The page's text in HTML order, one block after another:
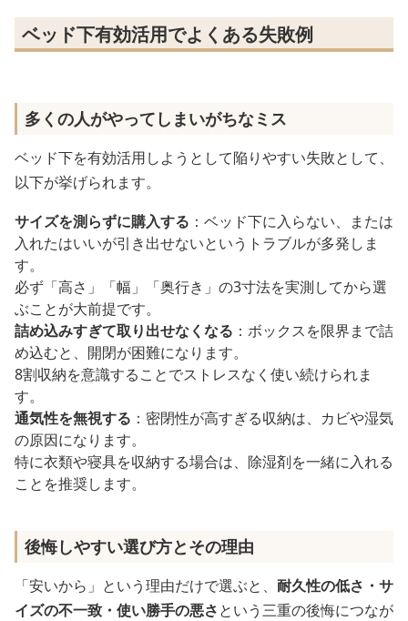
ベッド下有効活用でよくある失敗例
多くの人がやってしまいがちなミス
ベッド下を有効活用しようとして陥りやすい失敗として、
以下が挙げられます。
サイズを測らずに購入する ：ベッド下に入らない、または
入れたはいいが引き出せないというトラブルが多発しま
す。
必ず「高さ」「幅」「奥行き」の3寸法を実測してから選
ぶことが大前提です。
詰め込みすぎて取り出せなくなる ：ボックスを限界まで詰
め込むと、開閉が困難になります。
8割収納を意識することでストレスなく使い続けられま
す。
通気性を無視する ：密閉性が高すぎる収納は、カビや湿気
の原因になります。
特に衣類や寝具を収納する場合は、除湿剤を一緒に入れる
ことを推奨します。
後悔しやすい選び方とその理由
「安いから」という理由だけで選ぶと、 耐久性の低さ・サ
イズの不一致・使い勝手の悪さという三重の後悔につなが